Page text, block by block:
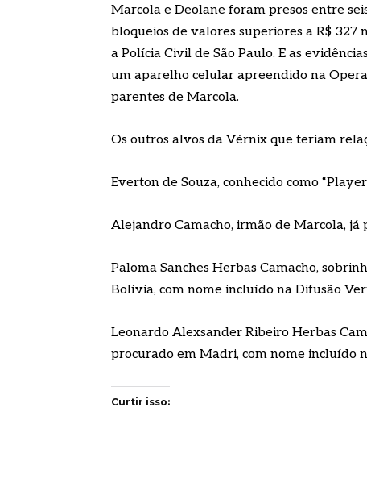
Marcola e Deolane foram presos entre
bloqueios de valores superiores a R$ 327
a Polícia Civil de São Paulo. E as
um aparelho celular apreendido na
parentes de Marcola.
Os outros alvos da Vérnix que teriam
Everton de Souza, conhecido como
Alejandro Camacho, irmão de Marcola,
Paloma Sanches Herbas Camacho,
Bolívia, com nome incluído na Difusão
Leonardo Alexsander Ribeiro Herbas
procurado em Madri, com nome incluído
Curtir isso: